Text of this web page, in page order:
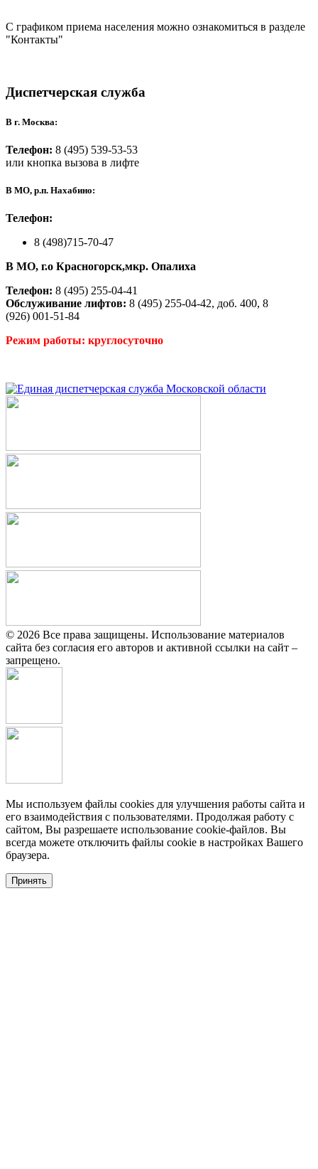
С графиком приема населения можно ознакомиться в разделе
"Контакты"
Диспетчерская служба
В г. Москва:
Телефон: 8 (495) 539-53-53
или кнопка вызова в лифте
В МО, р.п. Нахабино:
Телефон:
8 (498)715-70-47
В МО, г.о Красногорск,мкр. Опалиха
Телефон: 8 (495) 255-04-41
Обслуживание лифтов: 8 (495) 255-04-42, доб. 400, 8
(926) 001-51-84
Режим работы: круглосуточно
© 2026 Все права защищены. Использование материалов
сайта без согласия его авторов и активной ссылки на сайт –
запрещено.
Мы используем файлы cookies для улучшения работы сайта и
его взаимодействия с пользователями. Продолжая работу с
сайтом, Вы разрешаете использование cookie-файлов. Вы
всегда можете отключить файлы cookie в настройках Вашего
браузера.
Принять